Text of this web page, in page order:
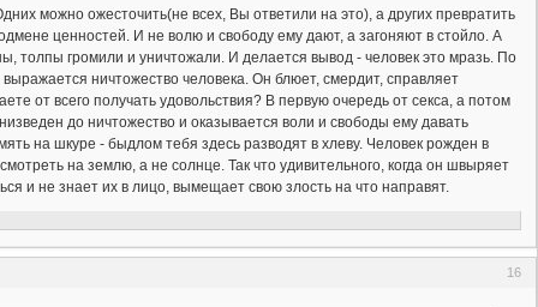
можно ожесточить(не всех, Вы ответили на это), а других превратить
ценностей. И не волю и свободу ему дают, а загоняют в стойло. А
толпы громили и уничтожали. И делается вывод - человек это мразь. По
ничтожество человека. Он блюет, смердит, справляет
от всего получать удовольствия? В первую очередь от секса, а потом
до ничтожество и оказывается воли и свободы ему давать
на шкуре - быдлом тебя здесь разводят в хлеву. Человек рожден в
на землю, а не солнце. Так что удивительного, когда он швыряет
и не знает их в лицо, вымещает свою злость на что направят.
16